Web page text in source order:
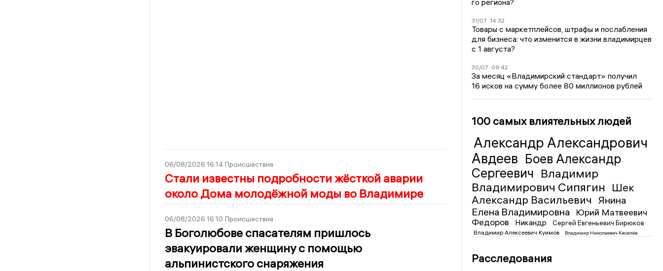
06/08/2026 16:14 Происшествия
Стали известны подробности жёсткой аварии
около Дома молодёжной моды во Владимире
06/08/2026 16:10 Происшествия
В Боголюбове спасателям пришлось
эвакуировали женщину с помощью
альпинистского снаряжения
го региона?
31/07 14:32
Товары с маркетплейсов, штрафы и послабления
для бизнеса: что изменится в жизни владимирцев
с 1 августа?
30/07 09:42
За месяц «Владимирский стандарт» получил
16 исков на сумму более 80 миллионов рублей
100 самых влиятельных людей
Александр Александрович
Авдеев Боев Александр
Сергеевич Владимир
Владимирович Сипягин Шек
Александр Васильевич
Янина
Елена Владимировна
Юрий Матвеевич
Федоров
Никандр Сергей Евгеньевич Бирюков
Владимир Алексеевич Куимов Владимир Николаевич Киселёв
Расследования